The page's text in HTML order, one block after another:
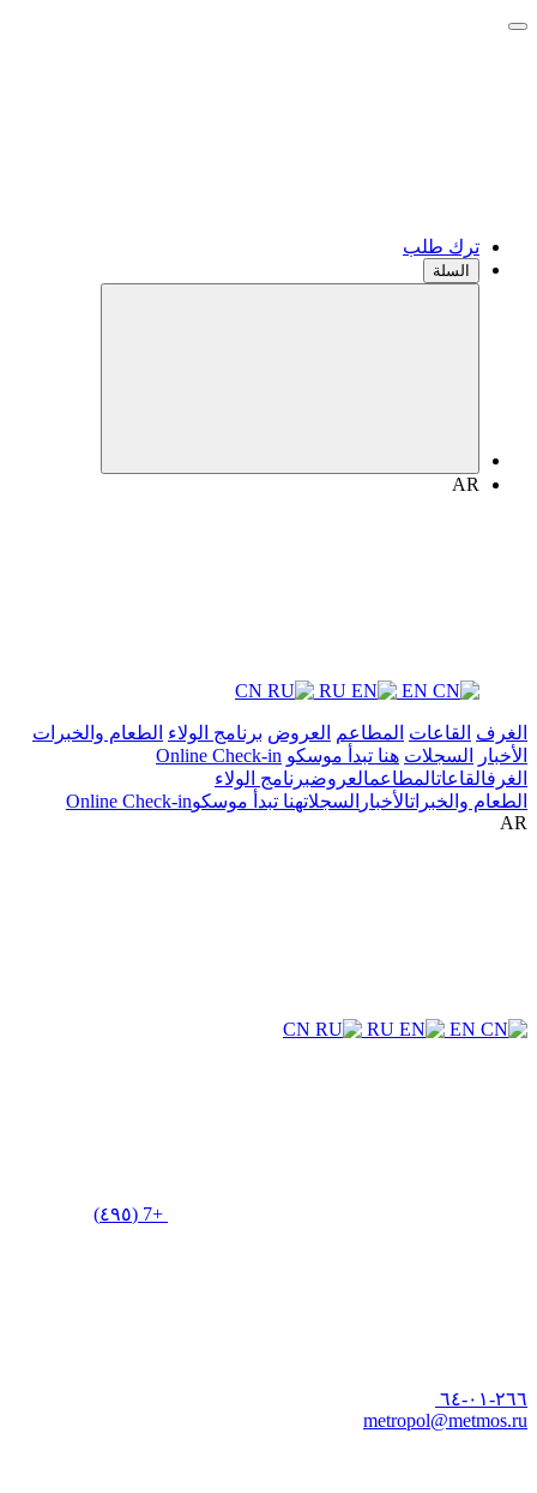
ترك طلب
السلة
AR
CN RU EN
الغرف القاعات المطاعم العروض برنامج الولاء الطعام والخبرات
الأخبار
السجلات هنا تبدأ موسكو Online Check-in
الغرفالقاعاتالمطاعمالعروضبرنامج الولاء
الطعام والخبراتالأخبار السجلاتهنا تبدأ موسكوOnline Check-in
AR
CN RU EN
+7 (٤٩٥)
٢٦٦-٠١-٦٤
metropol@metmos.ru